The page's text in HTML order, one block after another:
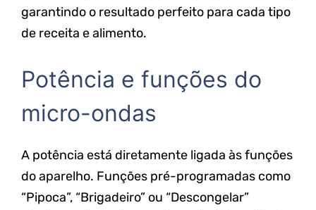
garantindo o resultado perfeito para cada tipo
de receita e alimento.
Potência e funções do
micro-ondas
A potência está diretamente ligada às funções
do aparelho. Funções pré-programadas como
“Pipoca”, “Brigadeiro” ou “Descongelar”